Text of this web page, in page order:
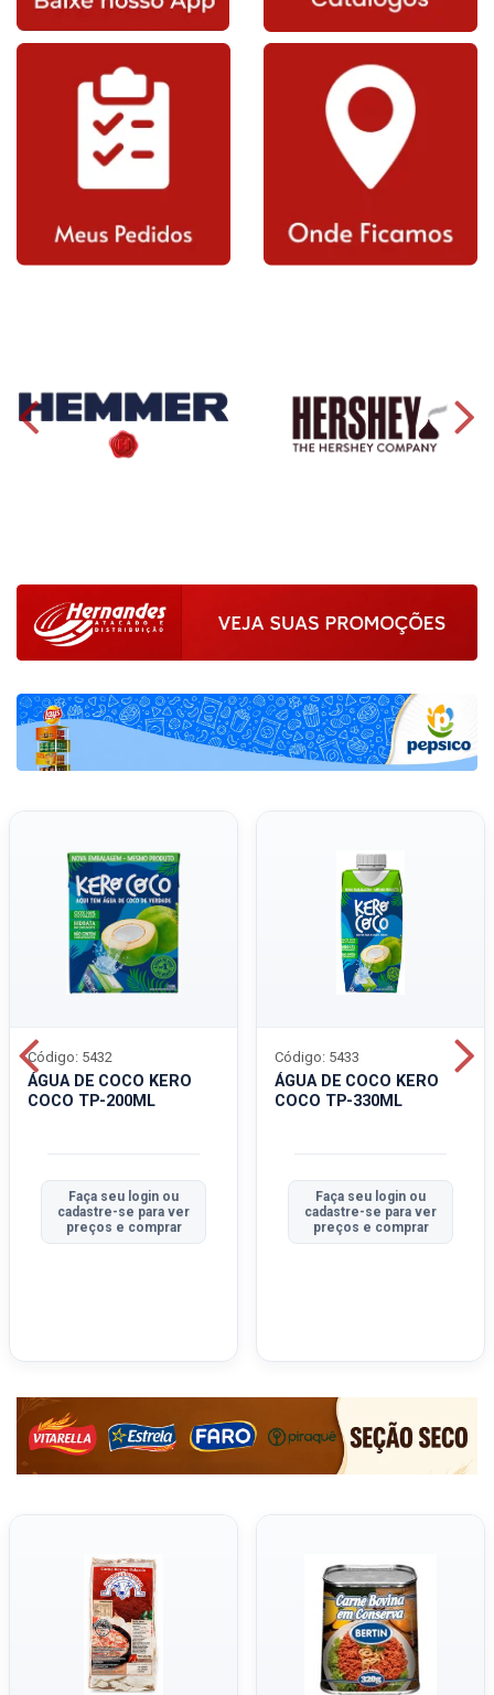
ÁGUA DE COCO KERO
COCO TP-200ML
Código: 5432
Faça seu login ou
cadastre-se para ver
preços e comprar
ÁGUA DE COCO KERO
COCO TP-330ML
Código: 5433
Faça seu login ou
cadastre-se para ver
preços e comprar